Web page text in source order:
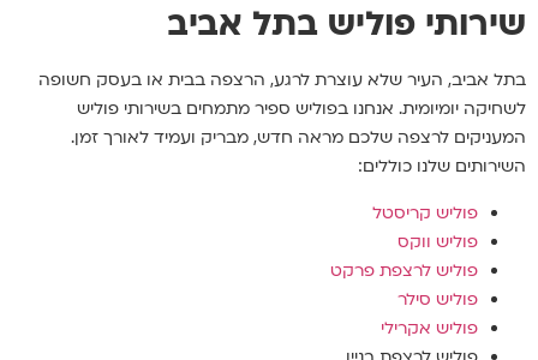
שירותי פוליש בתל אביב
בתל אביב, העיר שלא עוצרת לרגע, הרצפה בבית או בעסק חשופה
לשחיקה יומיומית. אנחנו בפוליש ספיר מתמחים בשירותי פוליש
המעניקים לרצפה שלכם מראה חדש, מבריק ועמיד לאורך זמן.
השירותים שלנו כוללים:
פוליש קריסטל
פוליש ווקס
פוליש לרצפת פרקט
פוליש סילר
פוליש אקרילי